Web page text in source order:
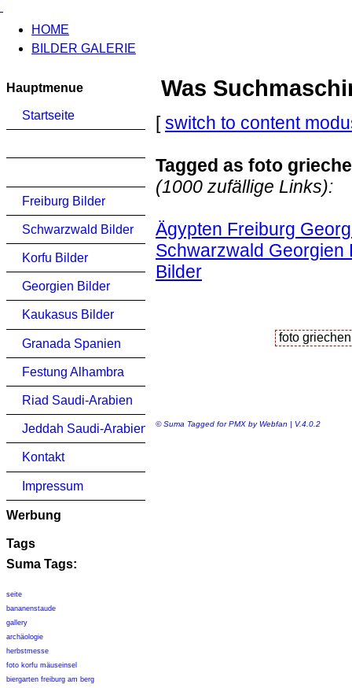
HOME
BILDER GALERIE
Hauptmenue
Startseite
Freiburg Bilder
Schwarzwald Bilder
Korfu Bilder
Georgien Bilder
Kaukasus Bilder
Granada Spanien
Festung Alhambra
Riad Saudi-Arabien
Jeddah Saudi-Arabien
Kontakt
Impressum
Werbung
Tags
Suma Tags:
seite
bananenstaude
gallery
archäologie
herbstmesse
foto korfu mäuseinsel
biergarten freiburg am berg
Was
[switch to content
Tagged as foto
(1000 zufällige Links):
Ägypten Freiburg
Schwarzwald Georgien
Bilder
© Suma Tagged for PMX by Webfan | V.4.0.2